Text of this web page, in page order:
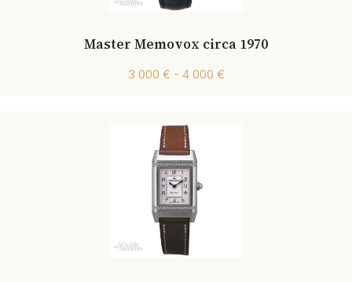
Master Memovox circa 1970
3 000 € - 4 000 €